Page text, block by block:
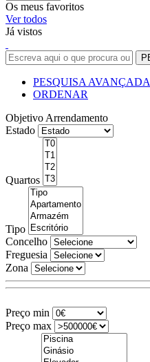
Os meus favoritos
Ver todos
Já vistos
PESQUISA AVANÇADA
ORDENAR
Objetivo Arrendamento
Estado
Quartos
Tipo
Concelho
Freguesia
Zona
Preço min
Preço max